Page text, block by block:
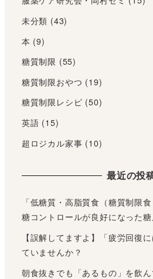
未分類 (43)
本 (9)
糖質制限 (55)
糖質制限おやつ (19)
糖質制限レシピ (50)
英語 (15)
超ロジカル家事 (10)
最近の投
「低糖質・高脂質食（糖質制限
糖コントロールが良好になった
【誤解してますよ】「疲労回復
ていませんか？
朝食抜きでも「あるもの」を飲